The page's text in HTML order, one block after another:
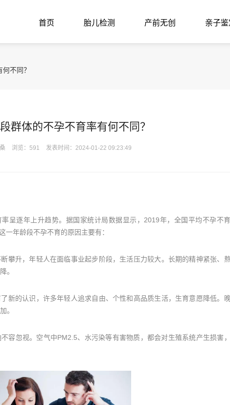
首页 胎儿检测 产前无创 亲子鉴
不同？
群体的不孕不育率有何不同？
浏览：591 发表时间：2024-01-22 09:23:49
逐年上升趋势。据国家统计局数据显示，2019年，全国平均不孕不
一年龄段不孕不育的原因主要有：
升，年轻人在面临事业起步阶段，生活压力较大。长期的精神紧张、熬
。
的认识，许多年轻人追求自由、个性和高品质生活，生育意愿降低。
。
忽视。空气中PM2.5、水污染等有害物质，都会对生殖系统产生损害